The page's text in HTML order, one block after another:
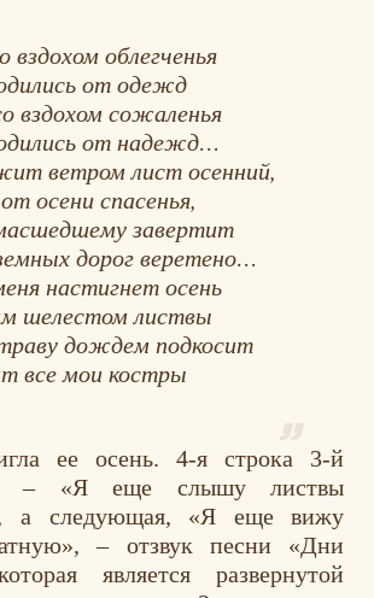
вздохом облегченья
от одежд
вздохом сожаленья
от надежд…
ветром лист осенний,
осени спасенья,
завертит
дорог веретено…
настигнет осень
шелестом листвы
дождем подкосит
все мои костры
ее осень. 4-я строка 3-й
– «Я еще слышу листвы
а следующая, «Я еще вижу
– отзвук песни «Дни
является развернутой